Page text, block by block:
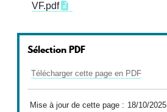
VF.pdf
Sélection PDF
Télécharger cette page en PDF
Mise à jour de cette page : 18/10/2025